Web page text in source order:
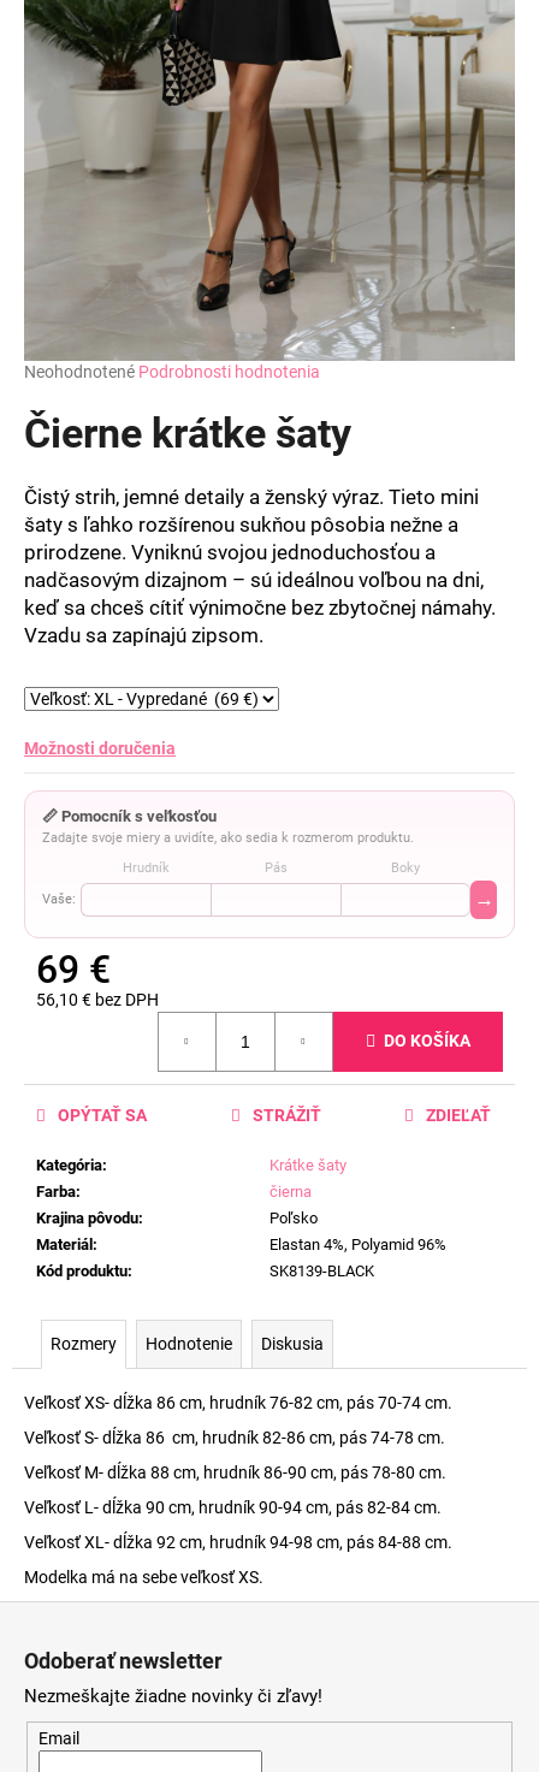
Priemerné
produktu
je
z
5
hviezdičiek.
Neohodnotené Podrobnosti hodnotenia
Čierne krátke šaty
Čistý strih, jemné detaily a ženský výraz. Tieto mini
šaty s ľahko rozšírenou sukňou pôsobia nežne a
prirodzene. Vyniknú svojou jednoduchosťou a
nadčasovým dizajnom – sú ideálnou voľbou na dni,
keď sa chceš cítiť výnimočne bez zbytočnej námahy.
Vzadu sa zapínajú zipsom.
Možnosti doručenia
📏 Pomocník s veľkosťou
Zadajte svoje miery a uvidíte, ako sedia k rozmerom produktu.
Hrudník
Pás Boky
Vaše: →
69 €
56,10 € bez DPH
DO KOŠÍKA
Kategória:
Krátke šaty
Farba:
čierna
Krajina pôvodu:
Poľsko
Materiál:
Elastan 4%, Polyamid 96%
Kód produktu: SK8139-BLACK
OPÝTAŤ SA STRÁŽIŤ ZDIEĽAŤ
Rozmery Hodnotenie Diskusia
Veľkosť XS- dĺžka 86 cm, hrudník 76-82 cm, pás 70-74 cm.
Veľkosť S- dĺžka 86 cm, hrudník 82-86 cm, pás 74-78 cm.
Veľkosť M- dĺžka 88 cm, hrudník 86-90 cm, pás 78-80 cm.
Veľkosť L- dĺžka 90 cm, hrudník 90-94 cm, pás 82-84 cm.
Veľkosť XL- dĺžka 92 cm, hrudník 94-98 cm, pás 84-88 cm.
Modelka má na sebe veľkosť XS.
Odoberať newsletter
Nezmeškajte žiadne novinky či zľavy!
Email